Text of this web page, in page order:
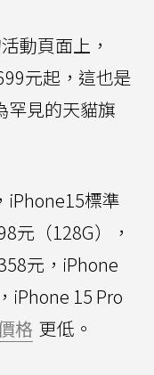
動頁面上，
元起，這也是
罕見的天貓旗
iPhone15標準
元（128G），
元，iPhone
iPhone 15 Pro
格 更低。